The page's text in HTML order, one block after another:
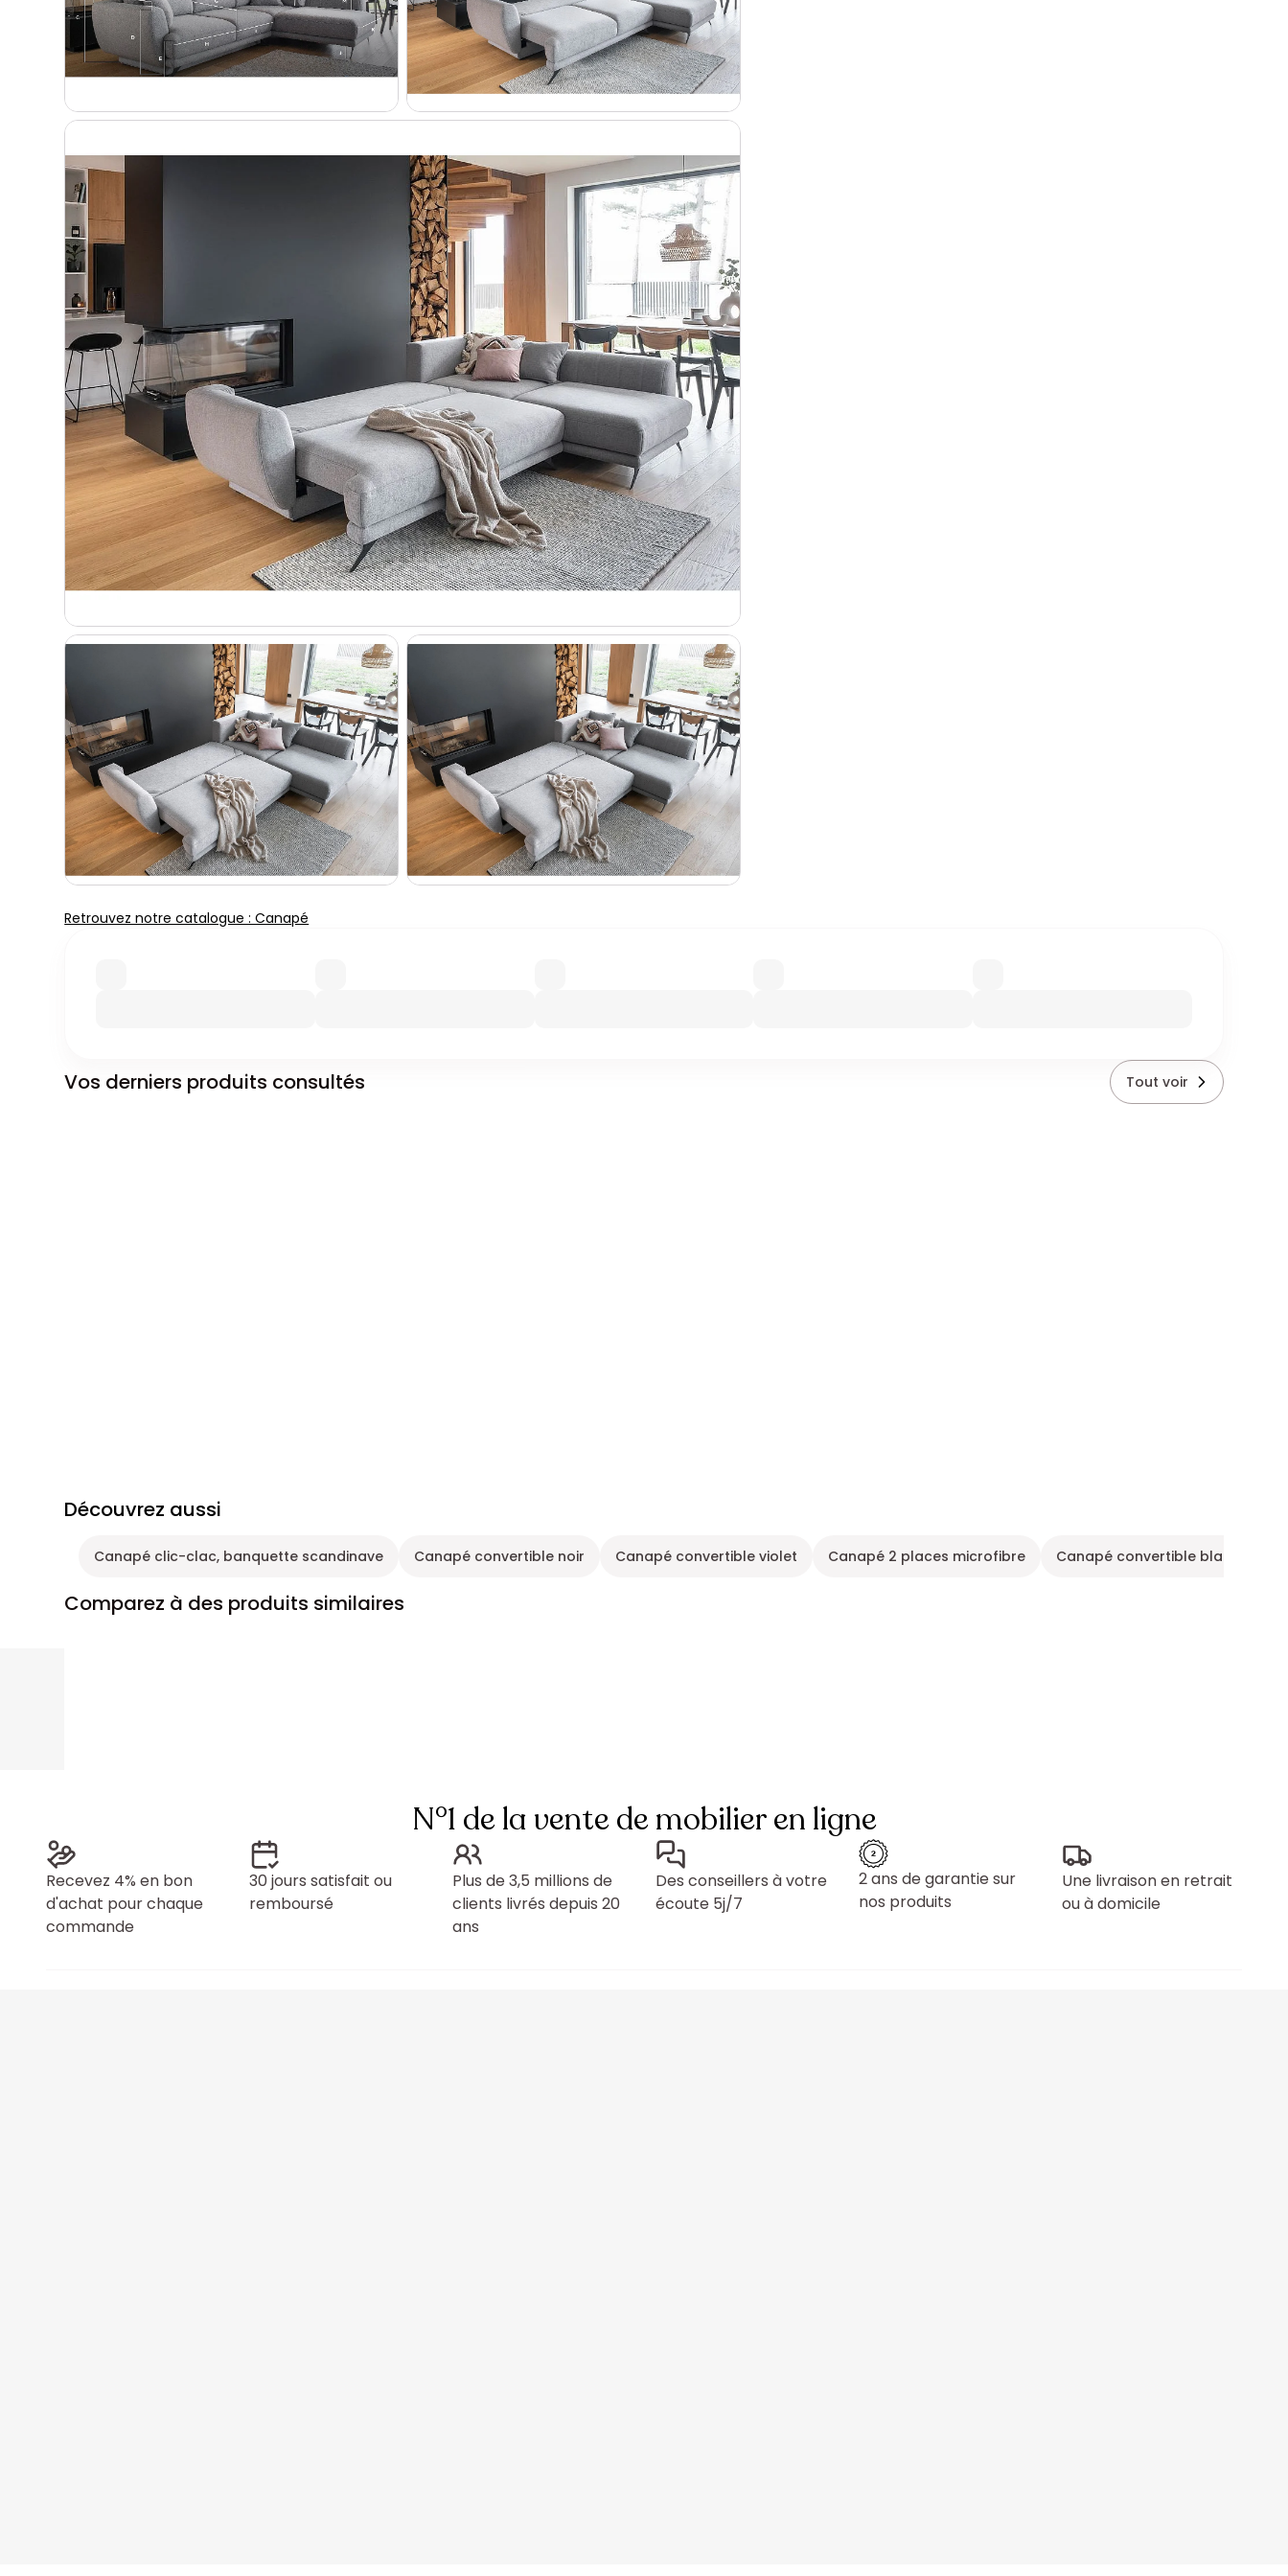
Retrouvez notre catalogue : Canapé
Vos derniers produits consultés Tout voir
Découvrez aussi
Canapé clic-clac, banquette scandinave Canapé convertible noir Canapé convertible violet Canapé 2 places microfibre Canapé convertible blanc
Comparez à des produits similaires
N°1 de la vente de mobilier en ligne
Recevez 4% en bon
d'achat pour chaque
commande
30 jours satisfait ou
remboursé
Plus de 3,5 millions de
clients livrés depuis 20
ans
Des conseillers à votre
écoute 5j/7
2 ans de garantie sur
nos produits
Une livraison en retrait
ou à domicile